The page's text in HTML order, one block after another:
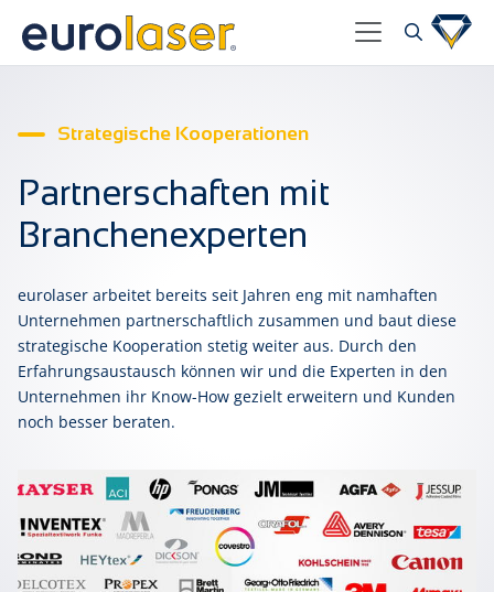
Strategische Kooperationen
Partnerschaften mit
Branchenexperten
eurolaser arbeitet bereits seit Jahren eng mit namhaften
Unternehmen partnerschaftlich zusammen und baut diese
strategische Kooperation stetig weiter aus. Durch den
Erfahrungsaustausch können wir und die Experten in den
Unternehmen ihr Know-How gezielt erweitern und Kunden
noch besser beraten.